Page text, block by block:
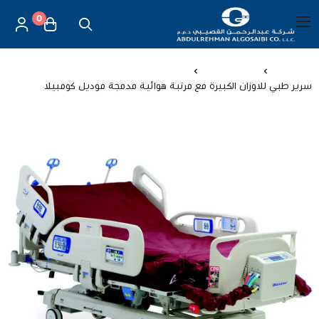
شركة عبد الرحمن القصيبي للتجارة العامة
0 العربية
أجهزة قياس الحرارة
أجهزة إستنشاق البخار
لصقات
سرير طبي للاوزان الكبيرة مع مرتبة هوائية مدمجة موديل كومبيلا